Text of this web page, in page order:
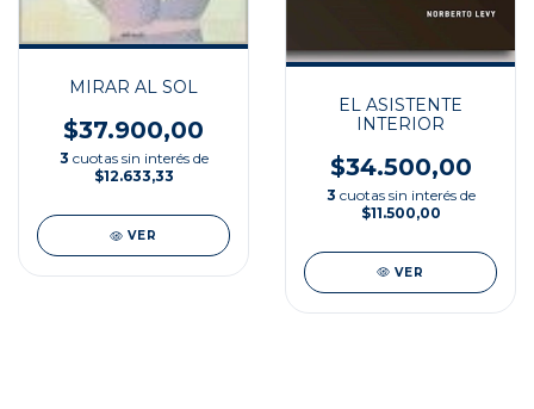
MIRAR AL SOL
$37.900,00
3 cuotas sin interés de
$12.633,33
VER
EL ASISTENTE
INTERIOR
$34.500,00
3 cuotas sin interés de
$11.500,00
VER